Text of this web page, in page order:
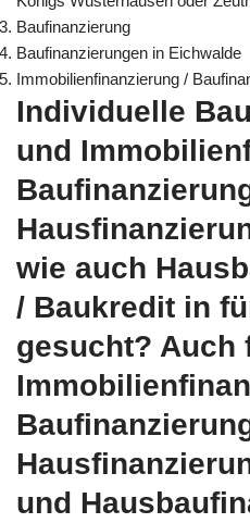
Baufinanzierung
Baufinanzierungen in Eichwalde
Immobilienfinanzierung /
Individuelle
und
wie auch
/ Baukredit in
gesucht? Auch
und